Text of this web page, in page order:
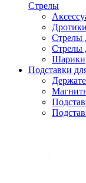
Стрелы
Дротики
Стрелы
Стрелы
Шарики
Подставки